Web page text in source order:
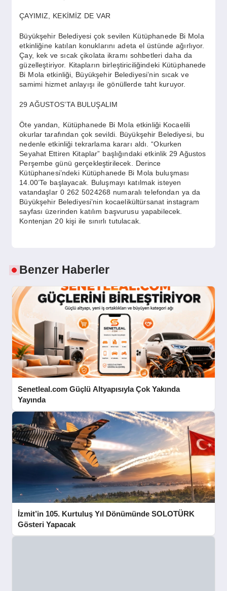
ÇAYIMIZ, KEKİMİZ DE VAR
Büyükşehir Belediyesi çok sevilen Kütüphanede Bi Mola
etkinliğine katılan konuklarını adeta el üstünde ağırlıyor.
Çay, kek ve sıcak çikolata ikramı sohbetleri daha da
güzelleştiriyor. Kitapların birleştiriciliğindeki Kütüphanede
Bi Mola etkinliği, Büyükşehir Belediyesi’nin sıcak ve
samimi hizmet anlayışı ile gönüllerde taht kuruyor.
29 AĞUSTOS’TA BULUŞALIM
Öte yandan, Kütüphanede Bi Mola etkinliği Kocaelili
okurlar tarafından çok sevildi. Büyükşehir Belediyesi, bu
nedenle etkinliği tekrarlama kararı aldı. “Okurken
Seyahat Ettiren Kitaplar” başlığındaki etkinlik 29 Ağustos
Perşembe günü gerçekleştirilecek. Derince
Kütüphanesi’ndeki Kütüphanede Bi Mola buluşması
14.00’Te başlayacak. Buluşmayı katılmak isteyen
vatandaşlar 0 262 5024268 numaralı telefondan ya da
Büyükşehir Belediyesi’nin kocaelikültürsanat instagram
sayfası üzerinden katılım başvurusu yapabilecek.
Kontenjan 20 kişi ile sınırlı tutulacak.
Benzer Haberler
Senetleal.com Güçlü Altyapısıyla Çok Yakında
Yayında
İzmit’in 105. Kurtuluş Yıl Dönümünde SOLOTÜRK
Gösteri Yapacak